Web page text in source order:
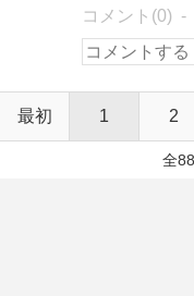
コメント(0)
最初 1 2
全